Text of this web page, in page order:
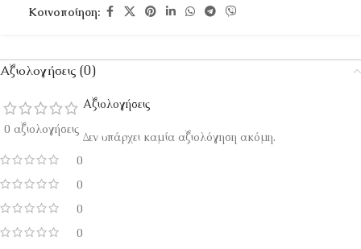
Κοινοποίηση:
Αξιολογήσεις (0)
0 αξιολογήσεις
0
0
0
0
Αξιολογήσεις
Δεν υπάρχει καμία αξιολόγηση ακόμη.